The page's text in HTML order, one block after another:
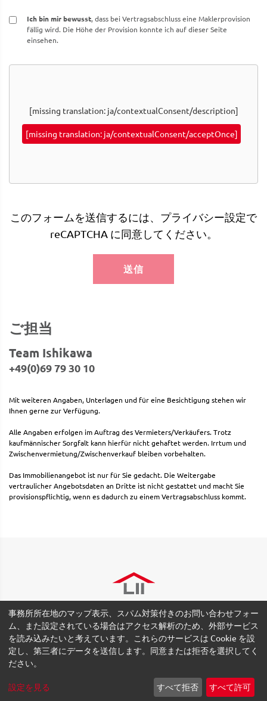
Ich bin mir bewusst, dass bei Vertragsabschluss eine Maklerprovision
fällig wird. Die Höhe der Provision konnte ich auf dieser Seite
einsehen.
[missing translation: ja/contextualConsent/description]
[missing translation: ja/contextualConsent/acceptOnce]
このフォームを送信するには、プライバシー設定で
reCAPTCHA に同意してください。
送信
ご担当
Team Ishikawa
+49(0)69 79 30 10
Mit weiteren Angaben, Unterlagen und für eine Besichtigung stehen wir
Ihnen gerne zur Verfügung.
Alle Angaben erfolgen im Auftrag des Vermieters/Verkäufers. Trotz
kaufmännischer Sorgfalt kann hierfür nicht gehaftet werden. Irrtum und
Zwischenvermietung/Zwischenverkauf bleiben vorbehalten.
Das Immobilienangebot ist nur für Sie gedacht. Die Weitergabe
vertraulicher Angebotsdaten an Dritte ist nicht gestattet und macht Sie
provisionspflichtig, wenn es dadurch zu einem Vertragsabschluss kommt.
© 2026 Lydia Ishikawa Immobilien GmbH -Impressum-プライ
バシーに関する注意
事務所所在地のマップ表示、スパム対策付きのお問い合わせフォー
ム、また設定されている場合はアクセス解析のため、外部サービス
を読み込みたいと考えています。これらのサービスは Cookie を設
定し、第三者にデータを送信します。同意または拒否を選択してく
ださい。
設定を見る すべて拒否 すべて許可